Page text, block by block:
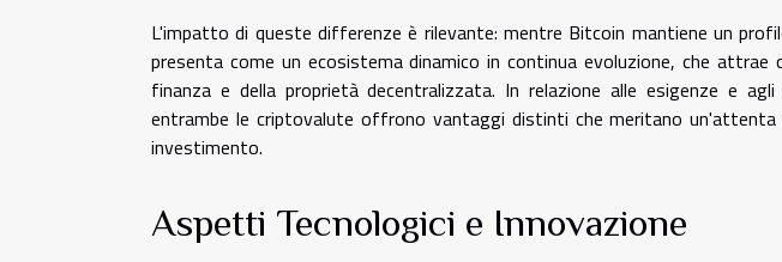
L'impatto di queste differenze è rilevante: mentre Bitcoin mantiene un
presenta come un ecosistema dinamico in continua evoluzione, che attrae
finanza e della proprietà decentralizzata. In relazione alle esigenze e
entrambe le criptovalute offrono vantaggi distinti che meritano
investimento.
Aspetti Tecnologici e Innovazione